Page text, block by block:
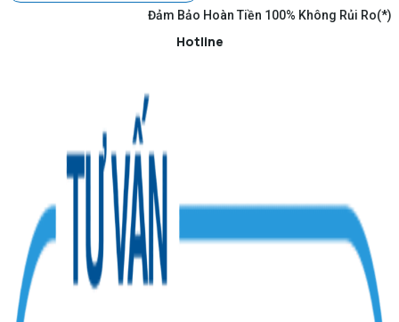
Đảm Bảo Hoàn Tiền 100% Không Rủi Ro(*)
Hotline